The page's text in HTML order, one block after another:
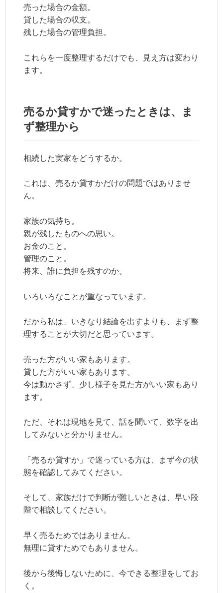
売った場合の金額。
貸した場合の収支。
残した場合の管理負担。
これらを一度整理するだけでも、見え方は変わり
ます。
売るか貸すかで迷ったときは、ま
ず整理から
相続した実家をどうするか。
これは、売るか貸すかだけの問題ではありませ
ん。
家族の気持ち。
親が残したものへの思い。
お金のこと。
管理のこと。
将来、誰に負担を残すのか。
いろいろなことが重なっています。
だから私は、いきなり結論を出すよりも、まず整
理することが大切だと思っています。
売った方がいい家もあります。
貸した方がいい家もあります。
今は動かさず、少し様子を見た方がいい家もあり
ます。
ただ、それは現地を見て、話を聞いて、数字を出
してみないと分かりません。
「売るか貸すか」で迷っている方は、まず今の状
態を確認してみてください。
そして、家族だけで判断が難しいときは、早い段
階で相談してください。
早く売るためではありません。
無理に貸すためでもありません。
後から後悔しないために、今できる整理をしてお
く。